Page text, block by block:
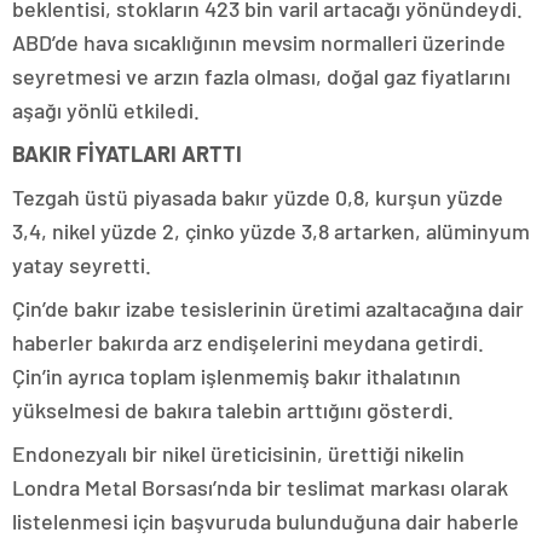
beklentisi, stokların 423 bin varil artacağı yönündeydi.
ABD’de hava sıcaklığının mevsim normalleri üzerinde
seyretmesi ve arzın fazla olması, doğal gaz fiyatlarını
aşağı yönlü etkiledi.
BAKIR FİYATLARI ARTTI
Tezgah üstü piyasada bakır yüzde 0,8, kurşun yüzde
3,4, nikel yüzde 2, çinko yüzde 3,8 artarken, alüminyum
yatay seyretti.
Çin’de bakır izabe tesislerinin üretimi azaltacağına dair
haberler bakırda arz endişelerini meydana getirdi.
Çin’in ayrıca toplam işlenmemiş bakır ithalatının
yükselmesi de bakıra talebin arttığını gösterdi.
Endonezyalı bir nikel üreticisinin, ürettiği nikelin
Londra Metal Borsası’nda bir teslimat markası olarak
listelenmesi için başvuruda bulunduğuna dair haberle